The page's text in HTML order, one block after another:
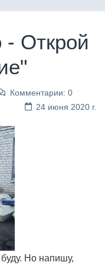
- Открой
Комментарии: 0
24 июня 2020 г.
Но напишу,